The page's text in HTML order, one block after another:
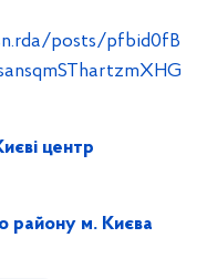
posts/pfbid0fB
центр
району м. Києва